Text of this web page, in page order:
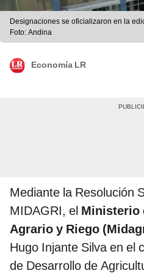
Designaciones se oficializaron en la
Foto: Andina
Economía LR
Mediante la Resolución
MIDAGRI, el Ministerio
Agrario y Riego
Hugo Injante Silva en el
de Desarrollo de